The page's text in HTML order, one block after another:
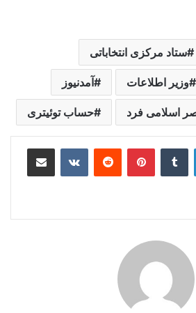
ستاد مرکزی انتخاباتی
وزیر اطلاعات آمدنیوز
اسلامی فرد حساب توئیتری
لینکدین ‫تامبلر ‫پین‌ترست‫رددیت ‫VKontakteاشتراک گذاری از طریق ایمیل